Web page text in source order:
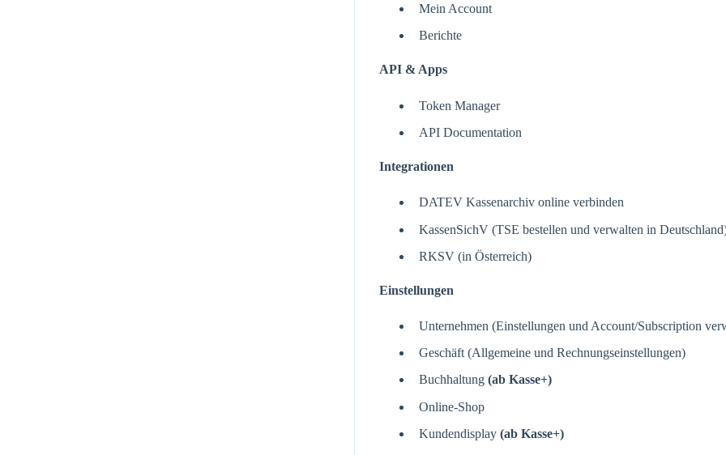
Mein Account
Berichte
API & Apps
Token Manager
API Documentation
Integrationen
DATEV Kassenarchiv online verbinden
KassenSichV (TSE bestellen und verwalten in
RKSV (in Österreich)
Einstellungen
Unternehmen (Einstellungen und Account/Subscription
Geschäft (Allgemeine und Rechnungseinstellungen)
Buchhaltung (ab Kasse+)
Online-Shop
Kundendisplay (ab Kasse+)